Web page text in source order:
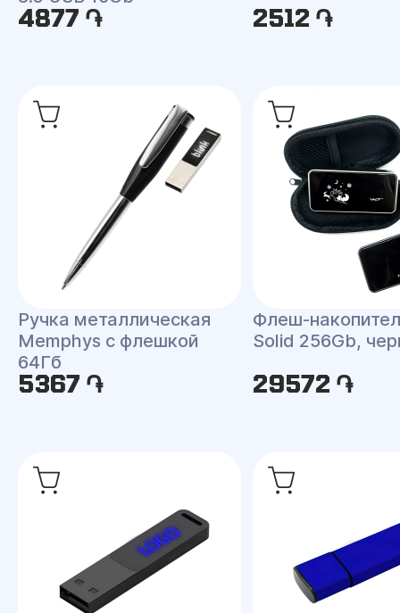
4877 ֏ 2512 ֏
Ручка металлическая
Memphys c флешкой
64Гб
5367 ֏
Флеш-
Solid 256Gb,
29572 ֏